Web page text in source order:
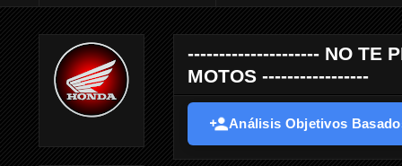
--------------------- NO TE
MOTOS -----------------
Análisis Objetivos